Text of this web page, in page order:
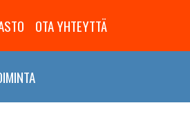
OTA YHTEYTTÄ